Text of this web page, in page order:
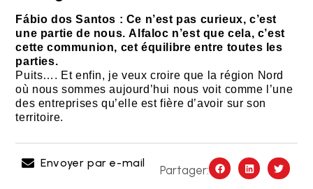
Fábio dos Santos : Ce n’est pas curieux, c’est
une partie de nous. Alfaloc n’est que cela, c’est
cette communion, cet équilibre entre toutes les
parties.
Puits…. Et enfin, je veux croire que la région Nord
où nous sommes aujourd’hui nous voit comme l’une
des entreprises qu’elle est fière d’avoir sur son
territoire.
Envoyer par e-mail
Partager: